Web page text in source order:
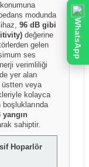
modunda
96 dB gibi
değerine
gelen
ses
verimliliği
yer alan
üstten veya
kolayca
yangın
sahiptir.
Hoparlör
WhatsApp